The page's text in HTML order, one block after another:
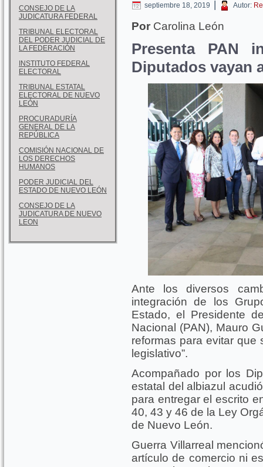
CONSEJO DE LA
JUDICATURA FEDERAL
TRIBUNAL ELECTORAL
DEL PODER JUDICIAL DE
LA FEDERACIÓN
INSTITUTO FEDERAL
ELECTORAL
TRIBUNAL ESTATAL
ELECTORAL DE NUEVO
LEÓN
PROCURADURÍA
GENERAL DE LA
REPÚBLICA
COMISIÓN NACIONAL DE
LOS DERECHOS
HUMANOS
PODER JUDICIAL DEL
ESTADO DE NUEVO LEÓN
CONSEJO DE LA
JUDICATURA DE NUEVO
LEON
septiembre 18, 2019 | Autor:
Por Carolina León
Presenta PAN
Diputados vayan
Ante los diversos
integración de los
Estado, el Presidente
Nacional (PAN), Mauro
reformas para evitar que
legislativo”.
Acompañado por los
estatal del albiazul
para entregar el escrito
40, 43 y 46 de la Ley
de Nuevo León.
Guerra Villarreal
artículo de comercio ni